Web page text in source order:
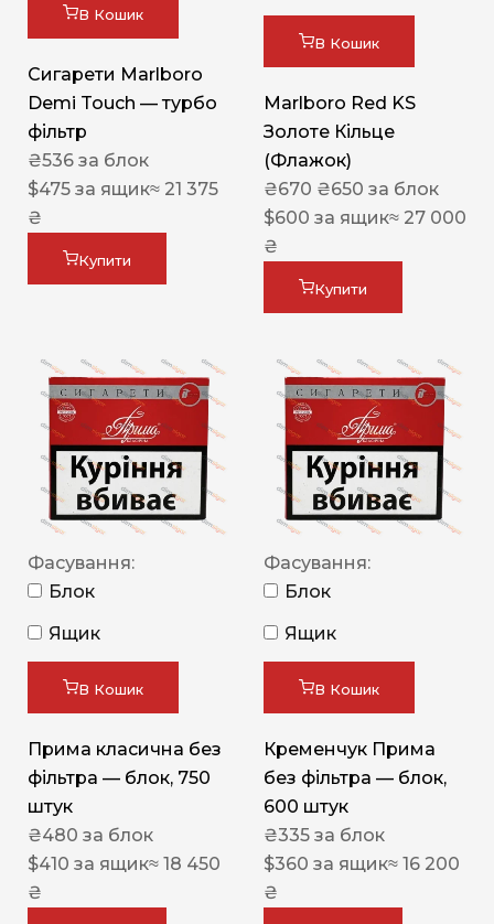
В Кошик
Сигарети Marlboro
Demi Touch — турбо
фільтр
₴536 за блок
$475 за ящик≈ 21 375
₴
Купити
В Кошик
Marlboro Red KS
Золоте Кільце
(Флажок)
₴670 ₴650 за блок
$600 за ящик≈ 27 000
₴
Купити
Фасування:
Блок
Ящик
В Кошик
Прима класична без
фільтра — блок, 750
штук
₴480 за блок
$410 за ящик≈ 18 450
₴
Фасування:
Блок
Ящик
В Кошик
Кременчук Прима
без фільтра — блок,
600 штук
₴335 за блок
$360 за ящик≈ 16 200
₴